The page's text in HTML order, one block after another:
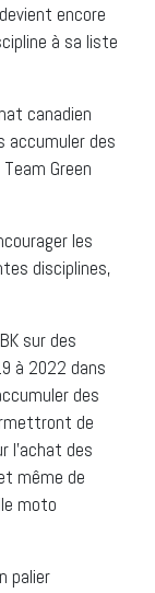
encore
à sa liste
canadien
accumuler des
Green
les
disciplines,
sur des
à 2022 dans
des
de
l’achat des
même de
moto
palier